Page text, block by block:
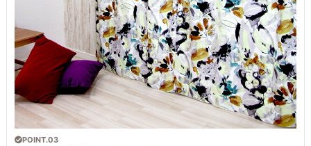
POINT.03